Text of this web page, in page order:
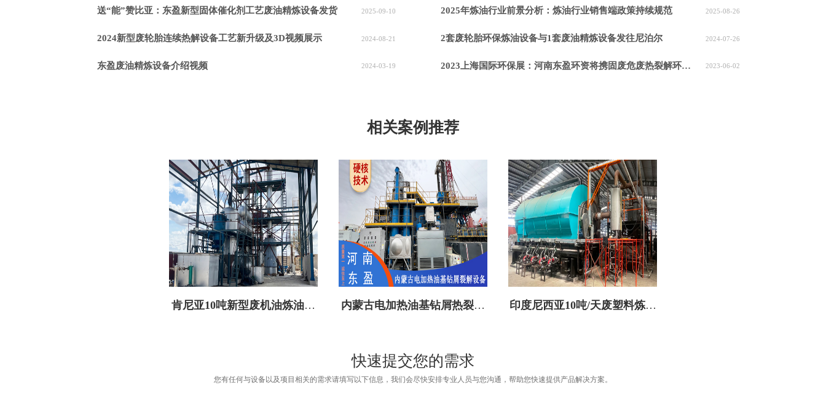
送“能”赞比亚：东盈新型固体催化剂工艺废油精炼设备发货 2025-09-10 2025年炼油行业前景分析：炼油行业销售端政策持续规范 2025-08-26
2024新型废轮胎连续热解设备工艺新升级及3D视频展示 2024-08-21 2套废轮胎环保炼油设备与1套废油精炼设备发往尼泊尔 2024-07-26
东盈废油精炼设备介绍视频 2024-03-19 2023上海国际环保展：河南东盈环资将携固废危废热裂解环保处理方案闪耀亮相！ 2023-06-02
相关案例推荐
肯尼亚10吨新型废机油炼油设
内蒙古电加热油基钻屑热裂解
印度尼西亚10吨/天废塑料炼油
快速提交您的需求
您有任何与设备以及项目相关的需求请填写以下信息，我们会尽快安排专业人员与您沟通，帮助您快速提供产品解决方案。